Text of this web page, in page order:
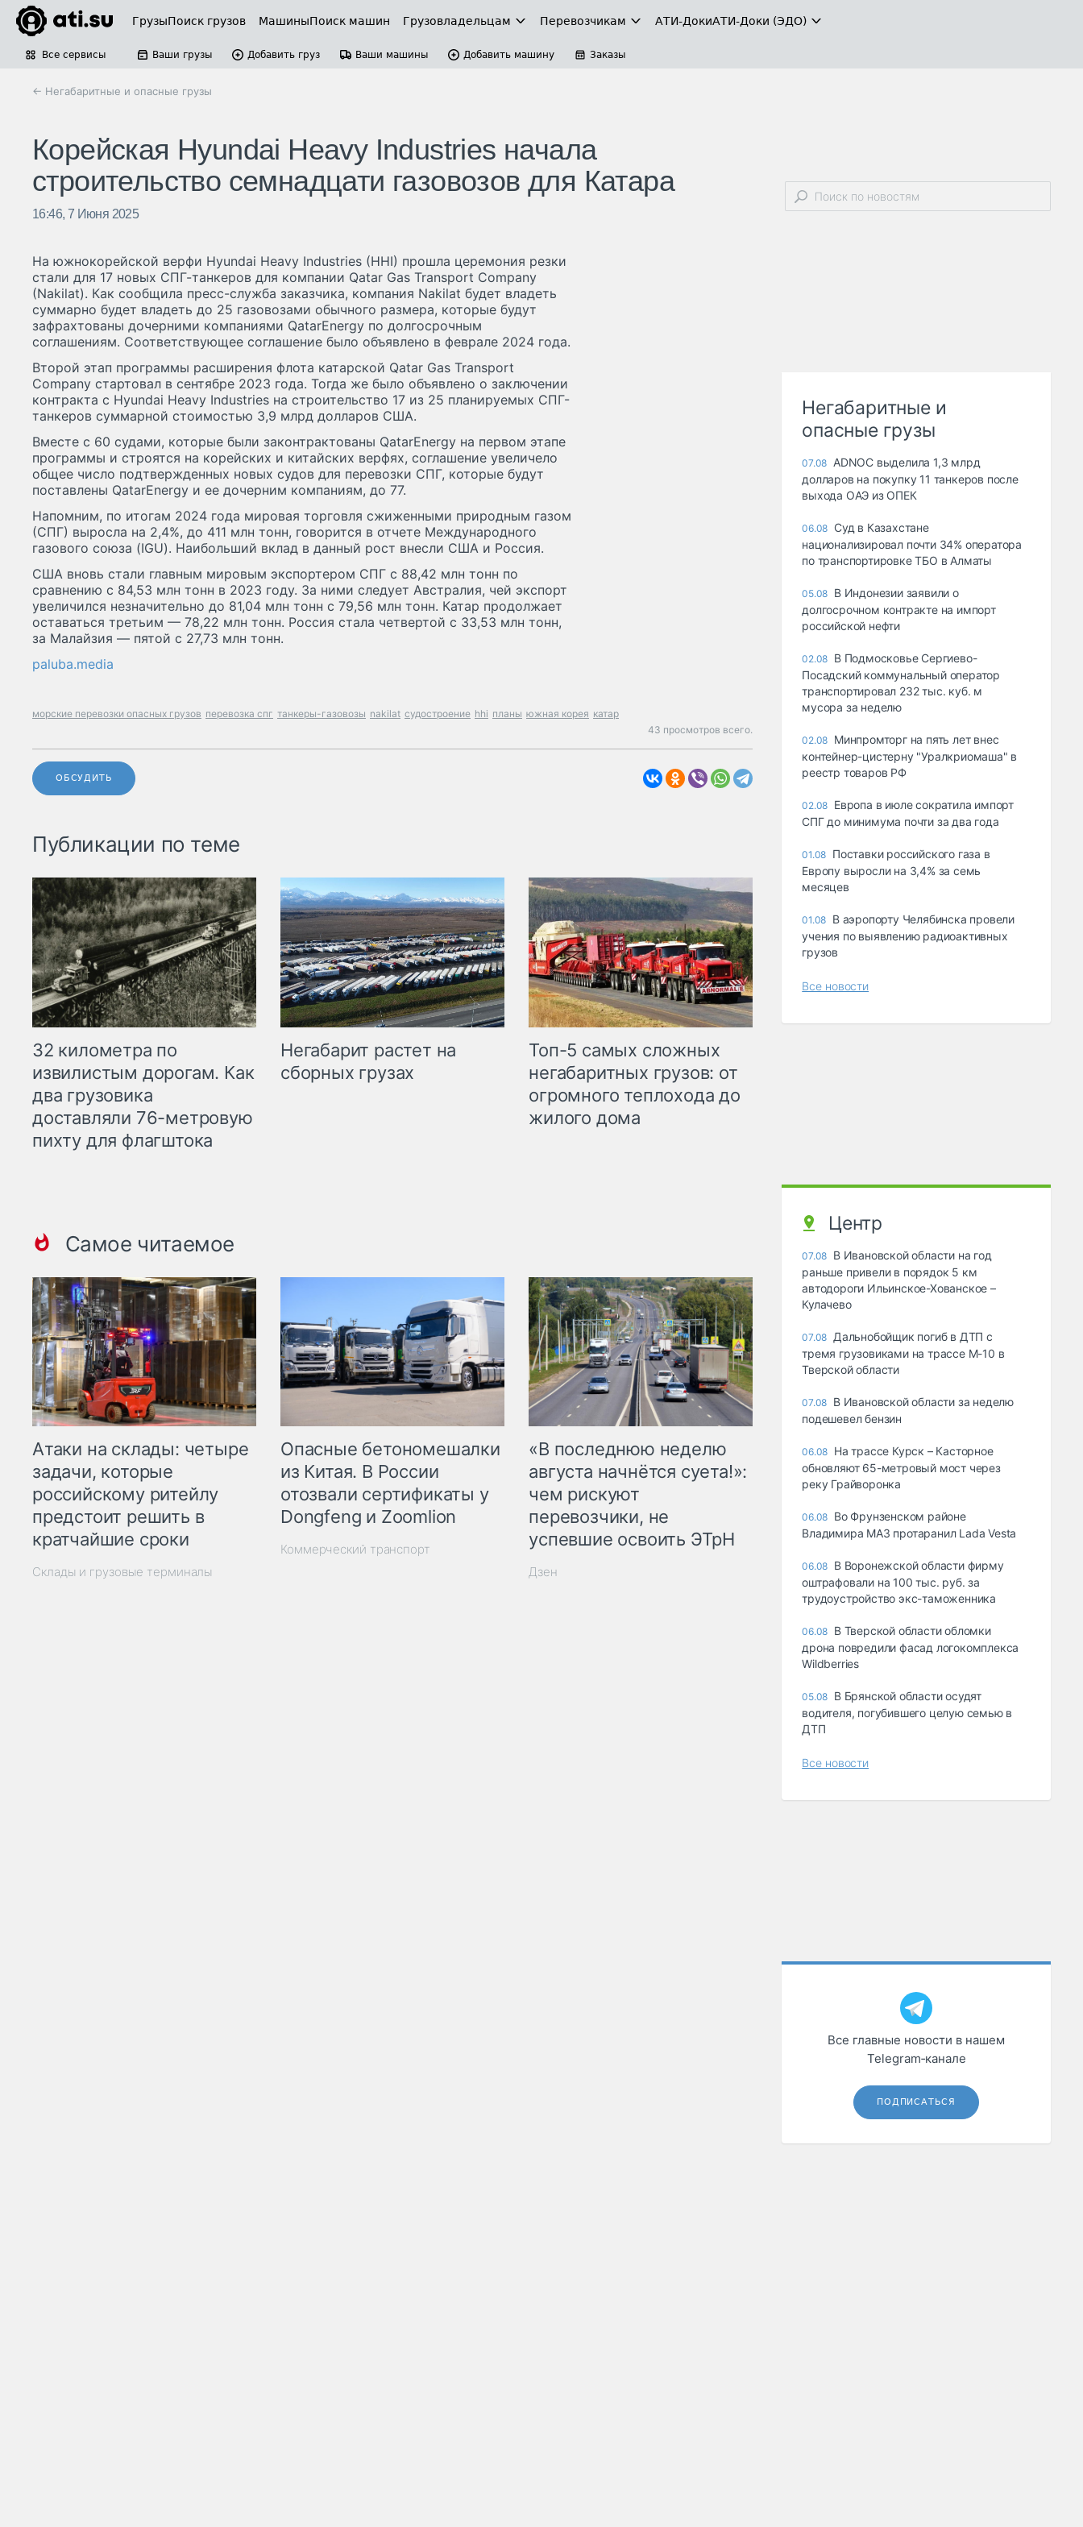
ГрузыПоиск грузов МашиныПоиск машин Грузовладельцам Перевозчикам АТИ-ДокиАТИ-Доки (ЭДО)
Все сервисы Ваши грузы Добавить груз Ваши машины Добавить машину Заказы
← Негабаритные и опасные грузы
Корейская Hyundai Heavy Industries начала
строительство семнадцати газовозов для Катара
16:46, 7 Июня 2025
На южнокорейской верфи Hyundai Heavy Industries (HHI) прошла церемония резки
стали для 17 новых СПГ-танкеров для компании Qatar Gas Transport Company
(Nakilat). Как сообщила пресс-служба заказчика, компания Nakilat будет владеть
суммарно будет владеть до 25 газовозами обычного размера, которые будут
зафрахтованы дочерними компаниями QatarEnergy по долгосрочным
соглашениям. Соответствующее соглашение было объявлено в феврале 2024 года.
Второй этап программы расширения флота катарской Qatar Gas Transport
Company стартовал в сентябре 2023 года. Тогда же было объявлено о заключении
контракта с Hyundai Heavy Industries на строительство 17 из 25 планируемых СПГ-
танкеров суммарной стоимостью 3,9 млрд долларов США.
Вместе с 60 судами, которые были законтрактованы QatarEnergy на первом этапе
программы и строятся на корейских и китайских верфях, соглашение увеличело
общее число подтвержденных новых судов для перевозки СПГ, которые будут
поставлены QatarEnergy и ее дочерним компаниям, до 77.
Напомним, по итогам 2024 года мировая торговля сжиженными природным газом
(СПГ) выросла на 2,4%, до 411 млн тонн, говорится в отчете Международного
газового союза (IGU). Наибольший вклад в данный рост внесли США и Россия.
США вновь стали главным мировым экспортером СПГ с 88,42 млн тонн по
сравнению с 84,53 млн тонн в 2023 году. За ними следует Австралия, чей экспорт
увеличился незначительно до 81,04 млн тонн с 79,56 млн тонн. Катар продолжает
оставаться третьим — 78,22 млн тонн. Россия стала четвертой с 33,53 млн тонн,
за Малайзия — пятой с 27,73 млн тонн.
paluba.media
морские перевозки опасных грузов перевозка спг танкеры-газовозы nakilat судостроение hhi планы южная корея катар
43 просмотров всего.
ОБСУДИТЬ
Публикации по теме
32 километра по
извилистым дорогам. Как
два грузовика
доставляли 76-метровую
пихту для флагштока
Негабарит растет на
сборных грузах
Топ-5 самых сложных
негабаритных грузов: от
огромного теплохода до
жилого дома
Самое читаемое
Атаки на склады: четыре
задачи, которые
российскому ритейлу
предстоит решить в
кратчайшие сроки
Склады и грузовые терминалы
Опасные бетономешалки
из Китая. В России
отозвали сертификаты у
Dongfeng и Zoomlion
Коммерческий транспорт
«В последнюю неделю
августа начнётся суета!»:
чем рискуют
перевозчики, не
успевшие освоить ЭТрН
Дзен
Негабаритные и
опасные грузы
07.08 ADNOC выделила 1,3 млрд
долларов на покупку 11 танкеров после
выхода ОАЭ из ОПЕК
06.08 Суд в Казахстане
национализировал почти 34% оператора
по транспортировке ТБО в Алматы
05.08 В Индонезии заявили о
долгосрочном контракте на импорт
российской нефти
02.08 В Подмосковье Сергиево-
Посадский коммунальный оператор
транспортировал 232 тыс. куб. м
мусора за неделю
02.08 Минпромторг на пять лет внес
контейнер-цистерну "Уралкриомаша" в
реестр товаров РФ
02.08 Европа в июле сократила импорт
СПГ до минимума почти за два года
01.08 Поставки российского газа в
Европу выросли на 3,4% за семь
месяцев
01.08 В аэропорту Челябинска провели
учения по выявлению радиоактивных
грузов
Все новости
Центр
07.08 В Ивановской области на год
раньше привели в порядок 5 км
автодороги Ильинское-Хованское –
Кулачево
07.08 Дальнобойщик погиб в ДТП с
тремя грузовиками на трассе М-10 в
Тверской области
07.08 В Ивановской области за неделю
подешевел бензин
06.08 На трассе Курск – Касторное
обновляют 65-метровый мост через
реку Грайворонка
06.08 Во Фрунзенском районе
Владимира МАЗ протаранил Lada Vesta
06.08 В Воронежской области фирму
оштрафовали на 100 тыс. руб. за
трудоустройство экс-таможенника
06.08 В Тверской области обломки
дрона повредили фасад логокомплекса
Wildberries
05.08 В Брянской области осудят
водителя, погубившего целую семью в
ДТП
Все новости
Все главные новости в нашем
Telegram‑канале
ПОДПИСАТЬСЯ